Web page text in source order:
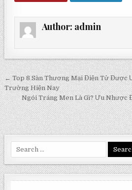
Author: admin
Post
navigation
← Top 8 Sàn Thương Mại Điện Tử Được
Trường Hiện Nay
Ngói Tráng Men Là Gì? Ưu Nhược
Search
for: